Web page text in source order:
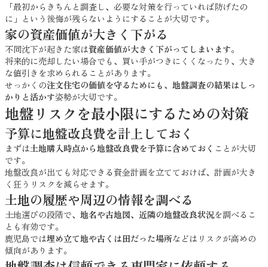
「最初からきちんと調査し、必要な対策を行っていれば防げたの
に」という後悔が残らないようにすることが大切です。
家の資産価値が大きく下がる
不同沈下が起きた家は資産価値が大きく下がってしまいます。
将来的に売却したい場合でも、買い手がつきにくくなったり、大き
な値引きを求められることがあります。
せっかくの注文住宅の価値を守るためにも、地盤調査の結果はしっ
かりと活かす姿勢が大切です。
地盤リスクを最小限にするための対策
予算に地盤改良費を計上しておく
まずは土地購入時点から地盤改良費を予算に含めておく ことが大切
です。
地盤改良が出ても対応できる資金計画を立てておけば、計画が大き
く狂うリスクを減らせます。
土地の履歴や周辺の情報を調べる
土地選びの段階で、 地名や古地図、近隣の地盤改良状況を調べるこ
とも有効です。
鹿児島では埋め立て地や古くは田だった場所などはリスクが高めの
傾向があります。